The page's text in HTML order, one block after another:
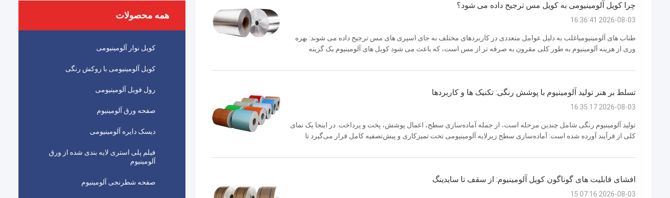
همه محصولات
کویل نوار آلومینیومی
کویل آلومینیومی با روکش رنگی
رول فویل آلومینیومی
صفحه ورق آلومینیوم
دیسک دایره آلومینیومی
فیلم پلی استری لایه بندی شده از ورق
آلومینیوم
صفحه شطرنجی آلومینیوم
چرا کویل آلومینیومی به کویل مس ترجیح داده می شود؟
2026-08-03 16:36:41
طناب های آلومینیومیاغلب به دلیل عوامل متعددی در کاربردهای مختلف به جای اسپری های مس ترجیح داده می شوند: بهره
وری از هزینه آلومینیوم به طور کلی مقرون به صرفه تر از مس است، که باعث می شود کویل های آلومینیوم یک گزینه
تسلط بر هنر تولید آلومینیوم با پوشش رنگی: تکنیک ها و کاربردها
2026-08-03 16:35:17
تولید آلومینیوم رنگی شامل چندین مرحله است، از جمله آماده‌سازی سطح، اعمال پوشش، پخت و پرداخت. در اینجا یک نمای
کلی از فرآیند آورده شده است: آماده‌سازی سطح زیرلایه آلومینیومی تحت تمیزکاری و پیش‌تصفیه کامل قرار می‌گیرد تا
افشای قابلیت های گوناگون کویل آلومینیوم: از سقف تا سایدینگ
2026-08-03 15:07:16